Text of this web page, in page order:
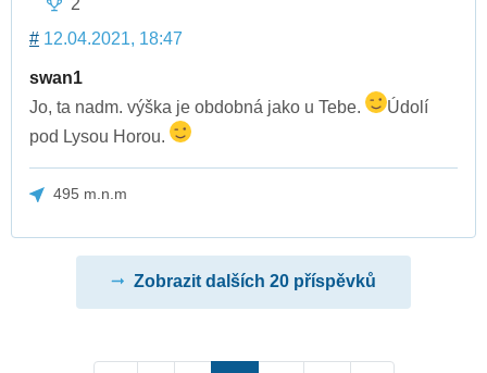
2
# 12.04.2021, 18:47
swan1
Jo, ta nadm. výška je obdobná jako u Tebe.
Údolí
pod Lysou Horou.
495 m.n.m
Zobrazit dalších 20 příspěvků